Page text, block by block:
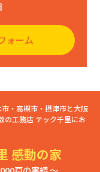
ォーム
・高槻市・摂津市と大阪
の工務店 テック千里にお
感動の家